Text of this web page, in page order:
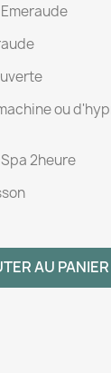
ou
2heure
AU PANIER